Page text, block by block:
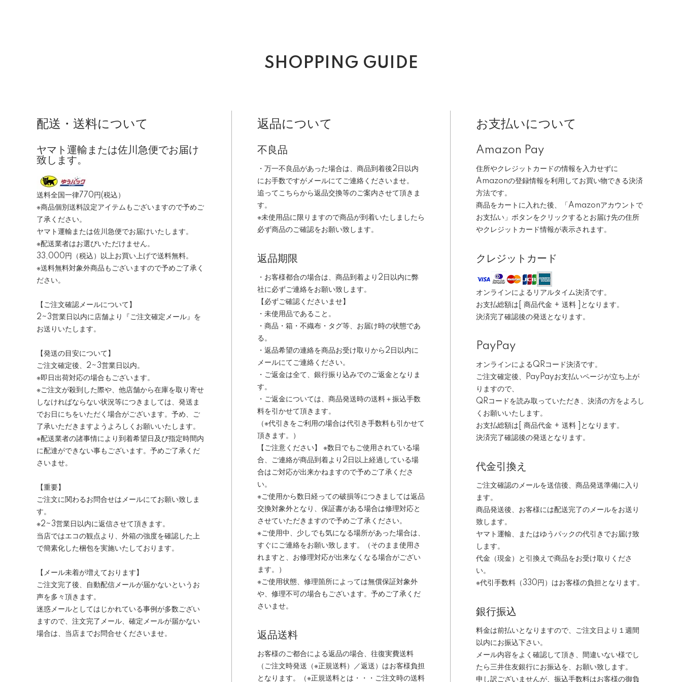
SHOPPING GUIDE
配送・送料について
ヤマト運輸または佐川急便でお届け
致します。
送料全国一律770円(税込）
※商品個別送料設定アイテムもございますので予めご
了承ください。
ヤマト運輸または佐川急便でお届けいたします。
※配送業者はお選びいただけません。
33,000円（税込）以上お買い上げで送料無料。
※送料無料対象外商品もございますので予めご了承く
ださい。
【ご注文確認メールについて】
2~3営業日以内に店舗より『ご注文確定メール』を
お送りいたします。
【発送の目安について】
ご注文確定後、2~3営業日以内。
※即日出荷対応の場合もございます。
※ご注文が殺到した際や、他店舗から在庫を取り寄せ
しなければならない状況等につきましては、発送ま
でお日にちをいただく場合がございます。予め、ご
了承いただきますようよろしくお願いいたします。
※配送業者の諸事情により到着希望日及び指定時間内
に配達ができない事もございます。予めご了承くだ
さいませ。
【重要】
ご注文に関わるお問合せはメールにてお願い致しま
す。
※2~3営業日以内に返信させて頂きます。
当店ではエコの観点より、外箱の強度を確認した上
で簡素化した梱包を実施いたしております。
【メール未着が増えております】
ご注文完了後、自動配信メールが届かないというお
声を多々頂きます。
迷惑メールとしてはじかれている事例が多数ござい
ますので、注文完了メール、確定メールが届かない
場合は、当店までお問合せくださいませ。
返品について
不良品
・万一不良品があった場合は、商品到着後2日以内
にお手数ですがメールにてご連絡くださいませ。
追ってこちらから返品交換等のご案内させて頂きま
す。
※未使用品に限りますので商品が到着いたしましたら
必ず商品のご確認をお願い致します。
返品期限
・お客様都合の場合は、商品到着より2日以内に弊
社に必ずご連絡をお願い致します。
【必ずご確認くださいませ】
・未使用品であること。
・商品・箱・不織布・タグ等、お届け時の状態であ
る。
・返品希望の連絡を商品お受け取りから2日以内に
メールにてご連絡ください。
・ご返金は全て、銀行振り込みでのご返金となりま
す。
・ご返金については、商品発送時の送料＋振込手数
料を引かせて頂きます。
（※代引きをご利用の場合は代引き手数料も引かせて
頂きます。）
【ご注意ください】 ※数日でもご使用されている場
合、ご連絡が商品到着より2日以上経過している場
合はご対応が出来かねますので予めご了承くださ
い。
※ご使用から数日経っての破損等につきましては返品
交換対象外となり、保証書がある場合は修理対応と
させていただきますので予めご了承ください。
※ご使用中、少しでも気になる場所があった場合は、
すぐにご連絡をお願い致します。（そのまま使用さ
れますと、お修理対応が出来なくなる場合がござい
ます。）
※ご使用状態、修理箇所によっては無償保証対象外
や、修理不可の場合もございます。予めご了承くだ
さいませ。
返品送料
お客様のご都合による返品の場合、往復実費送料
（ご注文時発送（※正規送料）／返送）はお客様負担
となります。（※正規送料とは・・・ご注文時の送料
お支払いについて
Amazon Pay
住所やクレジットカードの情報を入力せずに
Amazonの登録情報を利用してお買い物できる決済
方法です。
商品をカートに入れた後、「Amazonアカウントで
お支払い」ボタンをクリックするとお届け先の住所
やクレジットカード情報が表示されます。
クレジットカード
オンラインによるリアルタイム決済です。
お支払総額は[ 商品代金 + 送料 ]となります。
決済完了確認後の発送となります。
PayPay
オンラインによるQRコード決済です。
ご注文確定後、PayPayお支払いページが立ち上が
りますので、
QRコードを読み取っていただき、決済の方をよろし
くお願いいたします。
お支払総額は[ 商品代金 + 送料 ]となります。
決済完了確認後の発送となります。
代金引換え
ご注文確認のメールを送信後、商品発送準備に入り
ます。
商品発送後、お客様には配送完了のメールをお送り
致します。
ヤマト運輸、またはゆうパックの代引きでお届け致
します。
代金（現金）と引換えで商品をお受け取りくださ
い。
※代引手数料（330円）はお客様の負担となります。
銀行振込
料金は前払いとなりますので、ご注文日より１週間
以内にお振込下さい。
メール内容をよく確認して頂き、間違いない様でし
たら三井住友銀行にお振込を、お願い致します。
申し訳ございませんが、振込手数料はお客様の御負